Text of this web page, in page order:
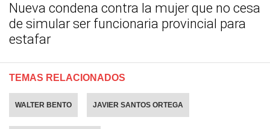
Nueva condena contra la mujer que no cesa
de simular ser funcionaria provincial para
estafar
TEMAS RELACIONADOS
WALTER BENTO JAVIER SANTOS ORTEGA